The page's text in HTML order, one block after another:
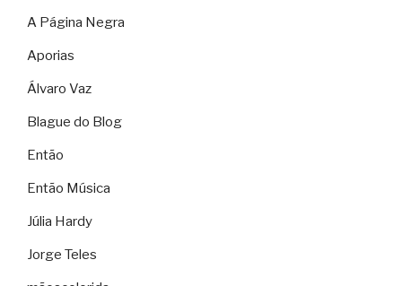
A Página Negra
Aporias
Álvaro Vaz
Blague do Blog
Então
Então Música
Júlia Hardy
Jorge Teles